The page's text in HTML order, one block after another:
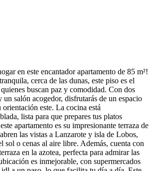
en este encantador apartamento de 85 m²!
cerca de las dunas, este piso es el
buscan paz y comodidad. Con dos
salón acogedor, disfrutarás de un espacio
este. La cocina está
lista para que prepares tus platos
apartamento es su impresionante terraza de
las vistas a Lanzarote y isla de Lobos,
sol o cenas al aire libre. Además, cuenta con
en la azotea, perfecta para admirar las
es inmejorable, con supermercados